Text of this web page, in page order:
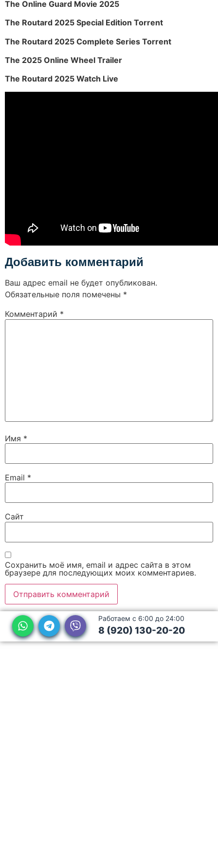
The Online Guard Movie 2025
The Routard 2025 Special Edition Torrent
The Routard 2025 Complete Series Torrent
The 2025 Online Wheel Trailer
The Routard 2025 Watch Live
Добавить комментарий
Ваш адрес email не будет опубликован.
Обязательные поля помечены *
Комментарий *
Имя *
Email *
Сайт
Сохранить моё имя, email и адрес сайта в этом
браузере для последующих моих комментариев.
Работаем с 6:00 до 24:00
8 (920) 130-20-20